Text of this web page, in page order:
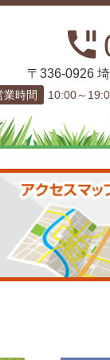
〒336-0926
業時間 10:00～